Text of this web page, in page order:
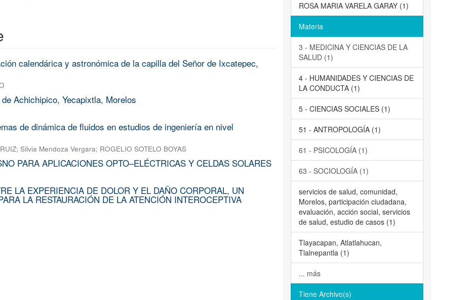
calendárica y astronómica de la capilla del Señor de Ixcatepec,
Achichipico, Yecapixtla, Morelos
de dinámica de fluidos en estudios de ingeniería en nivel
; Silvia Mendoza Vergara; ROGELIO SOTELO BOYAS
PARA APLICACIONES OPTO–ELÉCTRICAS Y CELDAS SOLARES
LA EXPERIENCIA DE DOLOR Y EL DAÑO CORPORAL, UN
LA RESTAURACIÓN DE LA ATENCIÓN INTEROCEPTIVA
ROSA MARIA VARELA GARAY (1)
Materia
3 - MEDICINA Y CIENCIAS DE LA
SALUD (1)
4 - HUMANIDADES Y CIENCIAS DE
LA CONDUCTA (1)
5 - CIENCIAS SOCIALES (1)
51 - ANTROPOLOGÍA (1)
61 - PSICOLOGÍA (1)
63 - SOCIOLOGÍA (1)
servicios de salud, comunidad,
Morelos, participación ciudadana,
evaluación, acción social, servicios
de salud, estudio de casos (1)
Tlayacapan, Atlatlahucan,
Tlalnepantla (1)
... más
Tiene Archivo(s)